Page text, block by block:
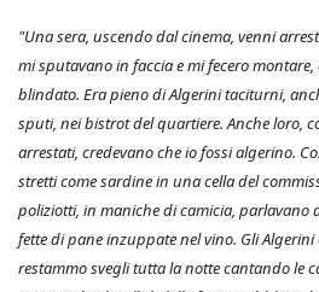
"Una sera, uscendo dal cinema, venni
mi sputavano in faccia e mi fecero
blindato. Era pieno di Algerini taciturni,
sputi, nei bistrot del quartiere. Anche loro,
arrestati, credevano che io fossi algerino.
stretti come sardine in una cella del
poliziotti, in maniche di camicia, parlavano
fette di pane inzuppate nel vino. Gli
restammo svegli tutta la notte cantando le